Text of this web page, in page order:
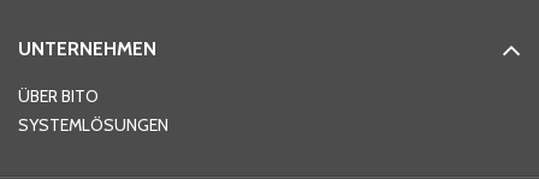
UNTERNEHMEN
ÜBER BITO
SYSTEMLÖSUNGEN